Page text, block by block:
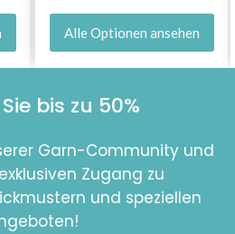
Alle Optionen ansehen
bis zu 50%
Garn-Community und
Zugang zu
und speziellen